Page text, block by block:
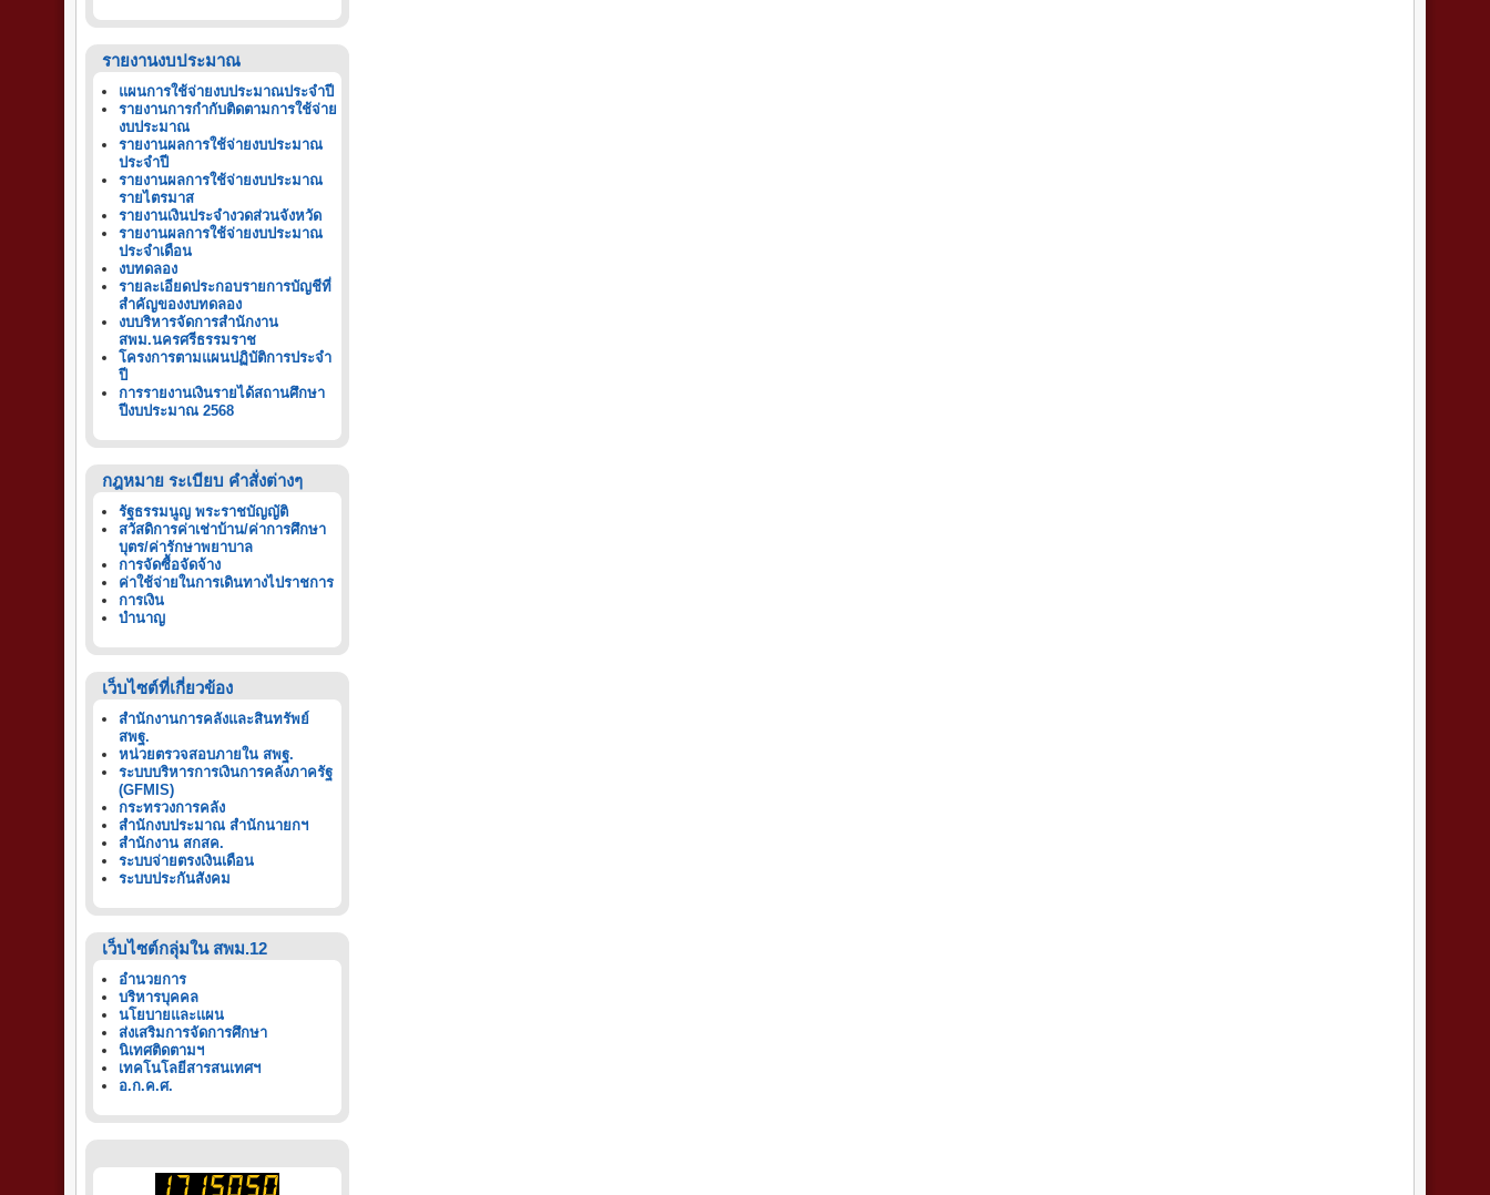
รายงานงบประมาณ
แผนการใช้จ่ายงบประมาณประจำปี
รายงานการกำกับติดตามการใช้จ่าย
งบประมาณ
รายงานผลการใช้จ่ายงบประมาณ
ประจำปี
รายงานผลการใช้จ่ายงบประมาณ
รายไตรมาส
รายงานเงินประจำงวดส่วนจังหวัด
รายงานผลการใช้จ่ายงบประมาณ
ประจำเดือน
งบทดลอง
รายละเอียดประกอบรายการบัญชีที่
สำคัญของงบทดลอง
งบบริหารจัดการสำนักงาน
สพม.นครศรีธรรมราช
โครงการตามแผนปฏิบัติการประจำ
ปี
การรายงานเงินรายได้สถานศึกษา
ปีงบประมาณ 2568
กฎหมาย ระเบียบ คำสั่งต่างๆ
รัฐธรรมนูญ พระราชบัญญัติ
สวัสดิการค่าเช่าบ้าน/ค่าการศึกษา
บุตร/ค่ารักษาพยาบาล
การจัดซื้อจัดจ้าง
ค่าใช้จ่ายในการเดินทางไปราชการ
การเงิน
บำนาญ
เว็บไซต์ที่เกี่ยวข้อง
สำนักงานการคลังและสินทรัพย์
สพฐ.
หน่วยตรวจสอบภายใน สพฐ.
ระบบบริหารการเงินการคลังภาครัฐ
(GFMIS)
กระทรวงการคลัง
สำนักงบประมาณ สำนักนายกฯ
สำนักงาน สกสค.
ระบบจ่ายตรงเงินเดือน
ระบบประกันสังคม
เว็บไซต์กลุ่มใน สพม.12
อำนวยการ
บริหารบุคคล
นโยบายและแผน
ส่งเสริมการจัดการศึกษา
นิเทศติดตามฯ
เทคโนโลยีสารสนเทศฯ
อ.ก.ค.ศ.